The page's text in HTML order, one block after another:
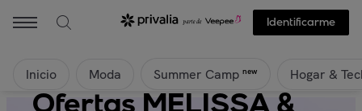
Identificarme
Inicio Moda Summer Camp new Hogar &
Ofertas MELISSA &